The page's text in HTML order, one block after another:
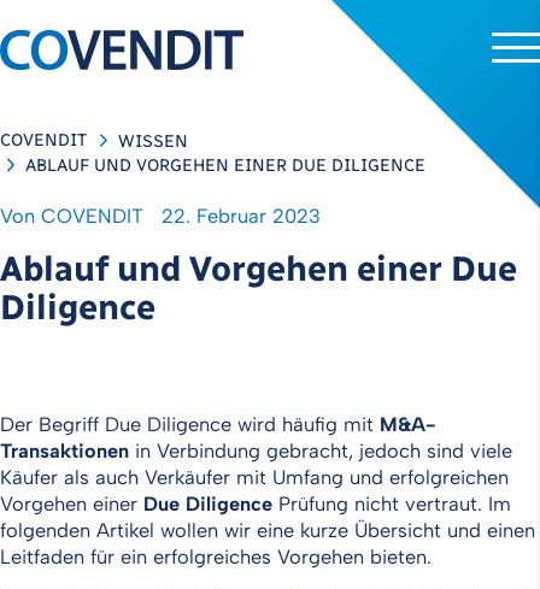
COVENDIT
WISSEN
ABLAUF UND VORGEHEN EINER DUE DILIGENCE
Von COVENDIT 22. Februar 2023
Ablauf und Vorgehen einer Due
Diligence
Der Begriff Due Diligence wird häufig mit M&A-
Transaktionen in Verbindung gebracht, jedoch sind viele
Käufer als auch Verkäufer mit Umfang und erfolgreichen
Vorgehen einer Due Diligence Prüfung nicht vertraut. Im
folgenden Artikel wollen wir eine kurze Übersicht und einen
Leitfaden für ein erfolgreiches Vorgehen bieten.